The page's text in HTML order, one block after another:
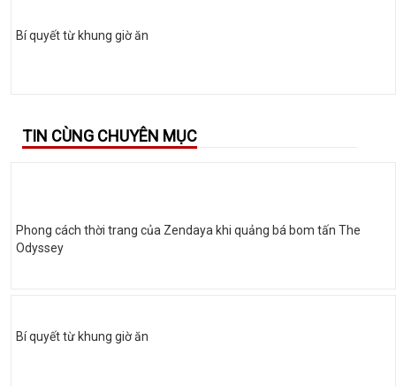
Bí quyết từ khung giờ ăn
TIN CÙNG CHUYÊN MỤC
Phong cách thời trang của Zendaya khi quảng bá bom tấn The
Odyssey
Bí quyết từ khung giờ ăn